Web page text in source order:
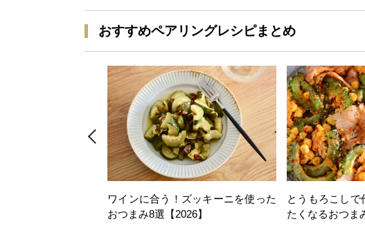
おすすめペアリングレシピまとめ
ワインに合う！ズッキーニを使った
おつまみ8選【2026】
とうもろこし
たくなるおつま